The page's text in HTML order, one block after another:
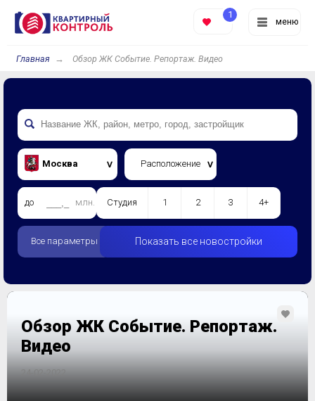
меню
1
Главная Обзор ЖК Событие. Репортаж. Видео
Москва Расположение
до млн. Студия 1 2 3 4+
Все параметры Показать все новостройки
Обзор ЖК Событие. Репортаж.
Видео